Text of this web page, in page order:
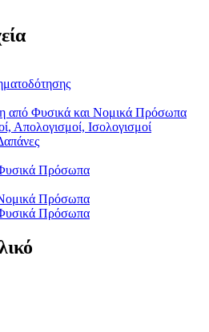
από Φυσικά και Νομικά Πρόσωπα
Απολογισμοί, Ισολογισμοί
Πρόσωπα
Πρόσωπα
Πρόσωπα